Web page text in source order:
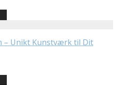
– Unikt Kunstværk til Dit